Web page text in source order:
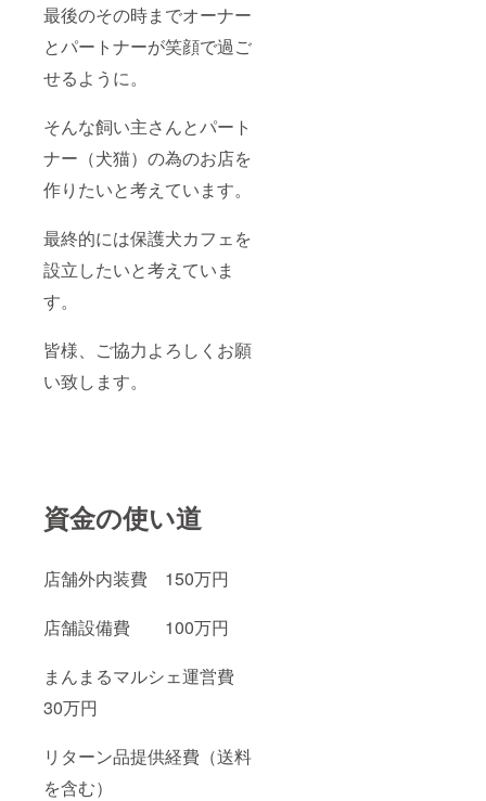
最後のその時までオーナー
とパートナーが笑顔で過ご
せるように。
そんな飼い主さんとパート
ナー（犬猫）の為のお店を
作りたいと考えています。
最終的には保護犬カフェを
設立したいと考えていま
す。
皆様、ご協力よろしくお願
い致します。
資金の使い道
店舗外内装費 150万円
店舗設備費 100万円
まんまるマルシェ運営費
30万円
リターン品提供経費（送料
を含む）